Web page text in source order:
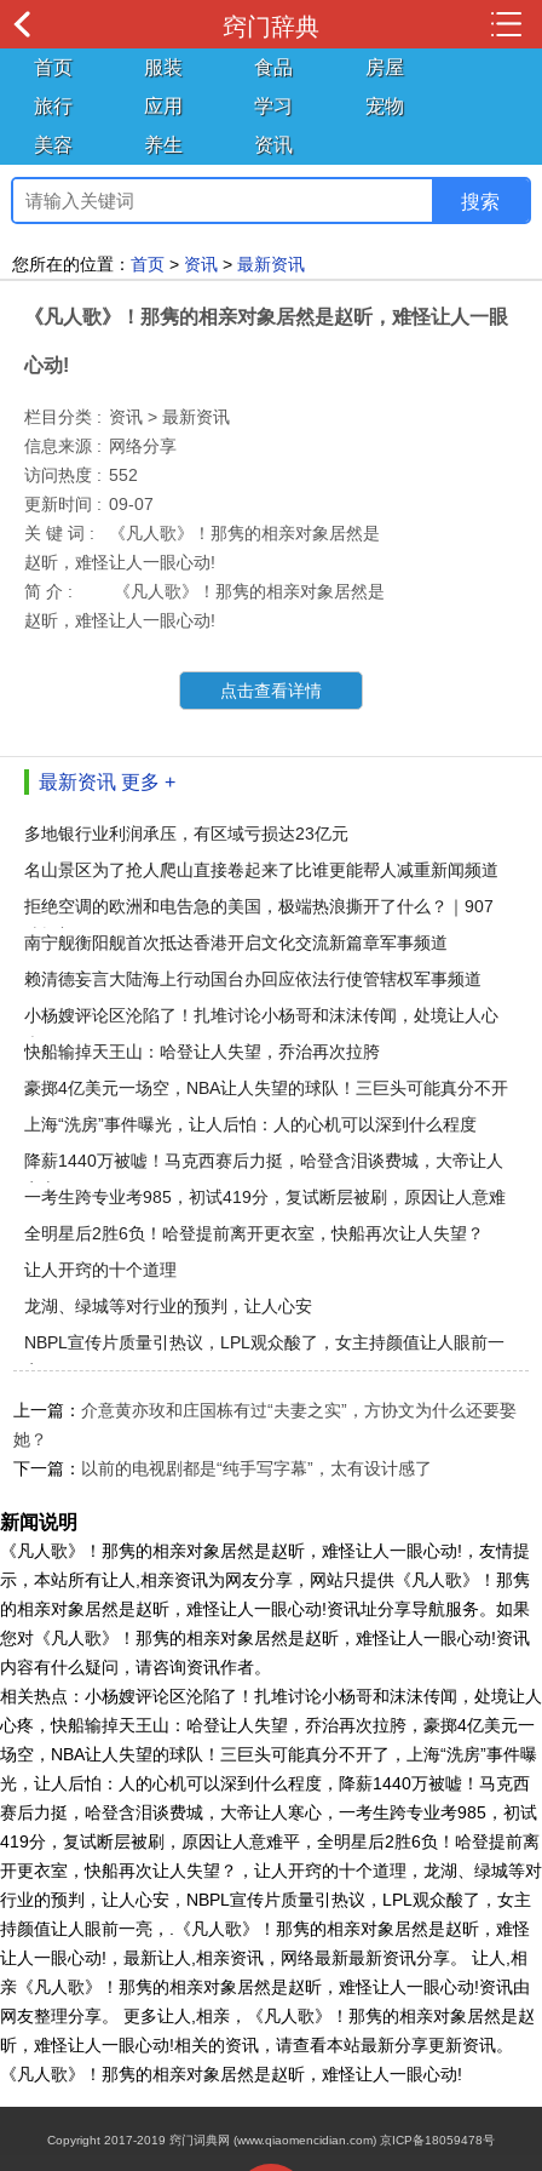
窍门辞典
首页 服装 食品
房屋
旅行
应用 学习
宠物
美容
养生 资讯
您所在的位置： 首页 > 资讯 > 最新资讯
《凡人歌》！那隽的相亲对象居然是赵昕，难怪让人一眼
心动!
栏目分类 : 资讯 > 最新资讯
信息来源 : 网络分享
访问热度 : 552
更新时间 : 09-07
关 键 词 :
《凡人歌》！那隽的相亲对象居然是
赵昕，难怪让人一眼心动!
简 介 :
《凡人歌》！那隽的相亲对象居然是
赵昕，难怪让人一眼心动!
点击查看详情
最新资讯 更多 +
多地银行业利润承压，有区域亏损达23亿元
名山景区为了抢人爬山直接卷起来了比谁更能帮人减重新闻频道
拒绝空调的欧洲和电告急的美国，极端热浪撕开了什么？｜907
编辑部
南宁舰衡阳舰首次抵达香港开启文化交流新篇章军事频道
赖清德妄言大陆海上行动国台办回应依法行使管辖权军事频道
小杨嫂评论区沦陷了！扎堆讨论小杨哥和沫沫传闻，处境让人心
疼
快船输掉天王山：哈登让人失望，乔治再次拉胯
豪掷4亿美元一场空，NBA让人失望的球队！三巨头可能真分不开
了上海“洗房”事件曝光，让人后怕：人的心机可以深到什么程度
降薪1440万被嘘！马克西赛后力挺，哈登含泪谈费城，大帝让人
寒心
一考生跨专业考985，初试419分，复试断层被刷，原因让人意难
平
全明星后2胜6负！哈登提前离开更衣室，快船再次让人失望？
让人开窍的十个道理
龙湖、绿城等对行业的预判，让人心安
NBPL宣传片质量引热议，LPL观众酸了，女主持颜值让人眼前一
亮
上一篇：介意黄亦玫和庄国栋有过“夫妻之实”，方协文为什么还要娶
她？
下一篇： 以前的电视剧都是“纯手写字幕”，太有设计感了
新闻说明
《凡人歌》！那隽的相亲对象居然是赵昕，难怪让人一眼心动!，友情提
示，本站所有让人,相亲资讯为网友分享，网站只提供《凡人歌》！那隽
的相亲对象居然是赵昕，难怪让人一眼心动!资讯址分享导航服务。如果
您对《凡人歌》！那隽的相亲对象居然是赵昕，难怪让人一眼心动!资讯
内容有什么疑问，请咨询资讯作者。
相关热点：小杨嫂评论区沦陷了！扎堆讨论小杨哥和沫沫传闻，处境让人
心疼，快船输掉天王山：哈登让人失望，乔治再次拉胯，豪掷4亿美元一
场空，NBA让人失望的球队！三巨头可能真分不开了，上海“洗房”事件曝
光，让人后怕：人的心机可以深到什么程度，降薪1440万被嘘！马克西
赛后力挺，哈登含泪谈费城，大帝让人寒心，一考生跨专业考985，初试
419分，复试断层被刷，原因让人意难平，全明星后2胜6负！哈登提前离
开更衣室，快船再次让人失望？，让人开窍的十个道理，龙湖、绿城等对
行业的预判，让人心安，NBPL宣传片质量引热议，LPL观众酸了，女主
持颜值让人眼前一亮，.《凡人歌》！那隽的相亲对象居然是赵昕，难怪
让人一眼心动!，最新让人,相亲资讯，网络最新最新资讯分享。 让人,相
亲《凡人歌》！那隽的相亲对象居然是赵昕，难怪让人一眼心动!资讯由
网友整理分享。 更多让人,相亲，《凡人歌》！那隽的相亲对象居然是赵
昕，难怪让人一眼心动!相关的资讯，请查看本站最新分享更新资讯。
《凡人歌》！那隽的相亲对象居然是赵昕，难怪让人一眼心动!
Copyright 2017-2019 窍门词典网 (www.qiaomencidian.com) 京ICP备18059478号